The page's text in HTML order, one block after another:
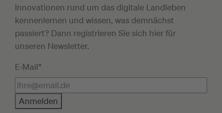
Innovationen rund um das digitale Landleben
kennenlernen und wissen, was demnächst
passiert? Dann registrieren Sie sich hier für
unseren Newsletter.
E-Mail*
Anmelden